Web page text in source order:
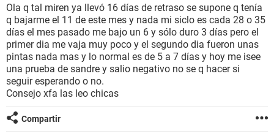
SEXUALIDAD
GLOSARIO
Ola q tal miren ya llevó 16 días de retraso se supone q tenía
q bajarme el 11 de este mes y nada mi siclo es cada 28 o 35
días el mes pasado me bajo un 6 y sólo duro 3 días pero el
primer dia me vaja muy poco y el segundo dia fueron unas
pintas nada mas y lo normal es de 5 a 7 días y hoy me isee
una prueba de sandre y salio negativo no se q hacer si
seguir esperando o no.
Consejo xfa las leo chicas
Compartir